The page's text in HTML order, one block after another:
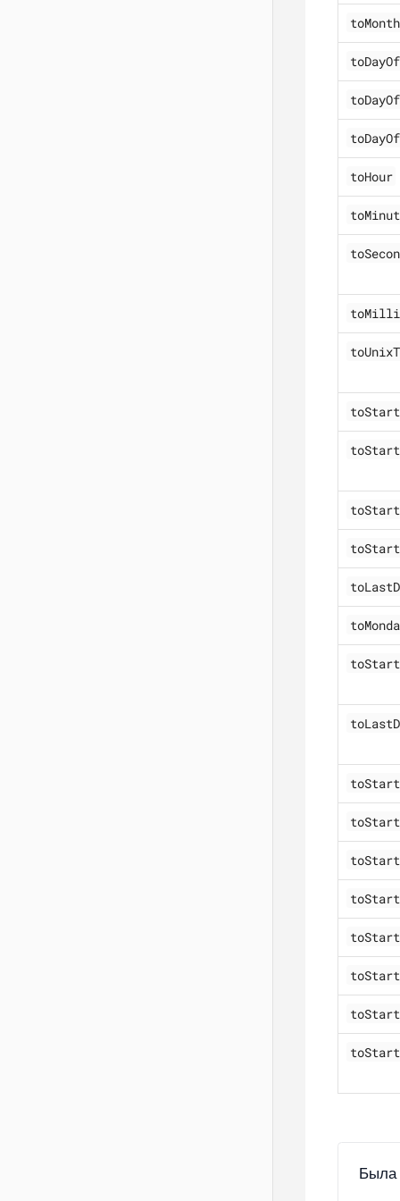
toMonth
toHour
Была